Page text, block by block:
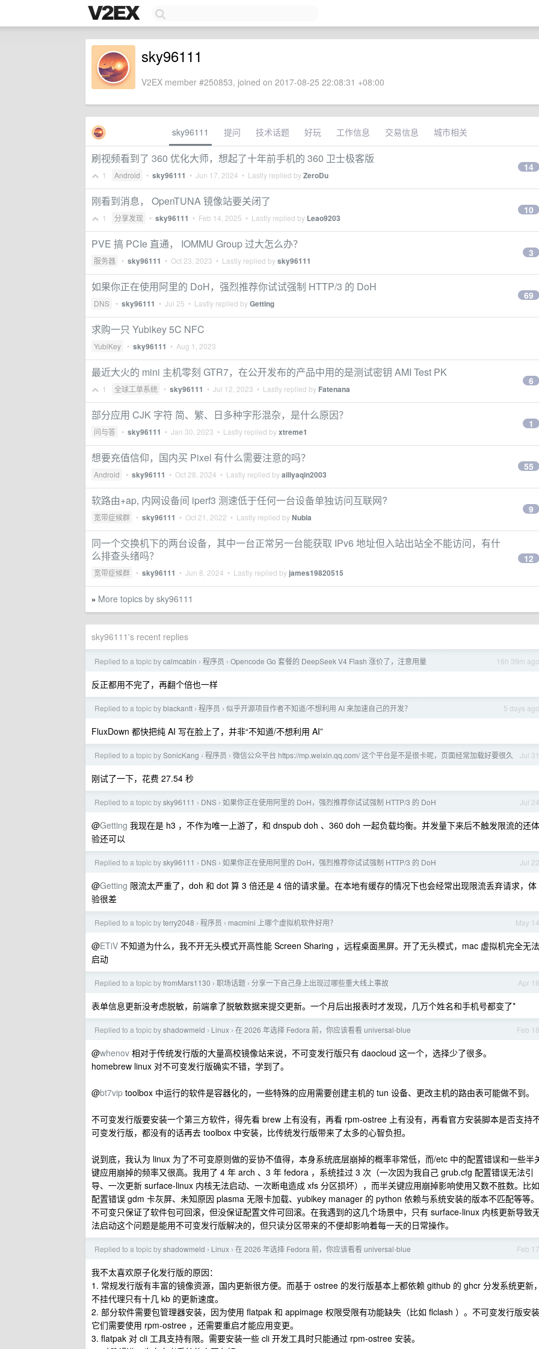
sky96111
V2EX member #250853, joined on 2017-08-25 22:08:31 +08:00
sky96111 提问 技术话题 好玩 工作信息 交易信息 城市相关
刷视频看到了 360 优化大师，想起了十年前手机的 360 卫士极客版
1 Android • sky96111 • Jun 17, 2024 • Lastly replied byZeroDu
14
刚看到消息， OpenTUNA 镜像站要关闭了
1 分享发现 • sky96111 • Feb 14, 2025 • Lastly replied by Leao9203
10
PVE 搞 PCIe 直通， IOMMU Group 过大怎么办？
服务器 • sky96111 • Oct 23, 2023 • Lastly replied bysky96111
3
如果你正在使用阿里的 DoH，强烈推荐你试试强制 HTTP/3 的 DoH
DNS • sky96111 • Jul 25 • Lastly replied byGetting
69
求购一只 Yubikey 5C NFC
YubiKey • sky96111 • Aug 1, 2023
最近大火的 mini 主机零刻 GTR7，在公开发布的产品中用的是测试密钥 AMI Test PK
1 全球工单系统 • sky96111 • Jul 12, 2023 • Lastly replied by Fatenana
6
部分应用 CJK 字符 简、繁、日多种字形混杂，是什么原因？
问与答 • sky96111 • Jan 30, 2023 • Lastly replied byxtreme1
1
想要充值信仰，国内买 Pixel 有什么需要注意的吗？
Android • sky96111 • Oct 28, 2024 • Lastly replied byailiyaqin2003
55
软路由+ap, 内网设备间 iperf3 测速低于任何一台设备单独访问互联网?
宽带症候群 • sky96111 • Oct 21, 2022 • Lastly replied byNubia
9
同一个交换机下的两台设备，其中一台正常另一台能获取 IPv6 地址但入站出站全不能访问，有什
么排查头绪吗？
宽带症候群 • sky96111 • Jun 8, 2024 • Lastly replied by james19820515
12
» More topics by sky96111
sky96111's recent replies
16h 39m ago
Replied to a topic bycalmcabin › 程序员 › Opencode Go 套餐的 DeepSeek V4 Flash 涨价了，注意用量
反正都用不完了，再翻个倍也一样
5 days ago
Replied to a topic byblackantt › 程序员 › 似乎开源项目作者不知道/不想利用 AI 来加速自己的开发？
FluxDown 都快把纯 AI 写在脸上了，并非“不知道/不想利用 AI”
Jul 31
Replied to a topic bySonicKang › 程序员 › 微信公众平台 https://mp.weixin.qq.com/ 这个平台是不是很卡呢，页面经常加载好要很久
刚试了一下，花费 27.54 秒
Jul 24
Replied to a topic bysky96111 › DNS › 如果你正在使用阿里的 DoH，强烈推荐你试试强制 HTTP/3 的 DoH
@Getting 我现在是 h3 ，不作为唯一上游了，和 dnspub doh 、360 doh 一起负载均衡。并发量下来后不触发限流的还体
验还可以
Jul 22
Replied to a topic bysky96111 › DNS › 如果你正在使用阿里的 DoH，强烈推荐你试试强制 HTTP/3 的 DoH
@Getting 限流太严重了，doh 和 dot 算 3 倍还是 4 倍的请求量。在本地有缓存的情况下也会经常出现限流丢弃请求，体
验很差
May 14
Replied to a topic byterry2048 › 程序员 › macmini 上哪个虚拟机软件好用？
@ETiV 不知道为什么，我不开无头模式开高性能 Screen Sharing ，远程桌面黑屏。开了无头模式，mac 虚拟机完全无法
启动
Apr 18
Replied to a topic byfromMars1130 › 职场话题 › 分享一下自己身上出现过哪些重大线上事故
表单信息更新没考虑脱敏，前端拿了脱敏数据来提交更新。一个月后出报表时才发现，几万个姓名和手机号都变了*
Feb 18
Replied to a topic byshadowmeld › Linux › 在 2026 年选择 Fedora 前，你应该看看 universal-blue
@whenov 相对于传统发行版的大量高校镜像站来说，不可变发行版只有 daocloud 这一个，选择少了很多。
homebrew linux 对不可变发行版确实不错，学到了。
@bt7vip toolbox 中运行的软件是容器化的，一些特殊的应用需要创建主机的 tun 设备、更改主机的路由表可能做不到。
不可变发行版要安装一个第三方软件，得先看 brew 上有没有，再看 rpm-ostree 上有没有，再看官方安装脚本是否支持
可变发行版，都没有的话再去 toolbox 中安装，比传统发行版带来了太多的心智负担。
说到底，我认为 linux 为了不可变原则做的妥协不值得，本身系统底层崩掉的概率非常低，而/etc 中的配置错误和一些半
键应用崩掉的频率又很高。我用了 4 年 arch 、3 年 fedora ，系统挂过 3 次（一次因为我自己 grub.cfg 配置错误无法引
导、一次更新 surface-linux 内核无法启动、一次断电造成 xfs 分区损坏），而半关键应用崩掉影响使用又数不胜数。比如
配置错误 gdm 卡灰屏、未知原因 plasma 无限卡加载、yubikey manager 的 python 依赖与系统安装的版本不匹配等等。
不可变只保证了软件包可回滚，但没保证配置文件可回滚。在我遇到的这几个场景中，只有 surface-linux 内核更新导致
法启动这个问题是能用不可变发行版解决的，但只读分区带来的不便却影响着每一天的日常操作。
Feb 17
Replied to a topic byshadowmeld › Linux › 在 2026 年选择 Fedora 前，你应该看看 universal-blue
我不太喜欢原子化发行版的原因：
1. 常规发行版有丰富的镜像资源，国内更新很方便。而基于 ostree 的发行版基本上都依赖 github 的 ghcr 分发系统更新，
不挂代理只有十几 kb 的更新速度。
2. 部分软件需要包管理器安装，因为使用 flatpak 和 appimage 权限受限有功能缺失（比如 flclash ）。不可变发行版安装
它们需要使用 rpm-ostree ，还需要重启才能应用变更。
3. flatpak 对 cli 工具支持有限。需要安装一些 cli 开发工具时只能通过 rpm-ostree 安装。